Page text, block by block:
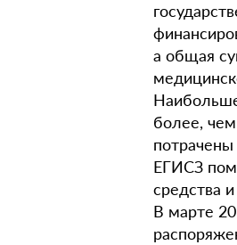
а общая
более,
ЕГИСЗ
средства
В марте